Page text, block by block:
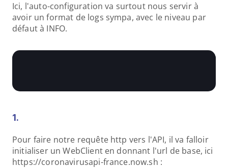
Ici, l'auto-configuration va surtout nous servir à
avoir un format de logs sympa, avec le niveau par
défaut à INFO.
1.
Pour faire notre requête http vers l'API, il va falloir
initialiser un WebClient en donnant l'url de base, ici
https://coronavirusapi-france.now.sh :